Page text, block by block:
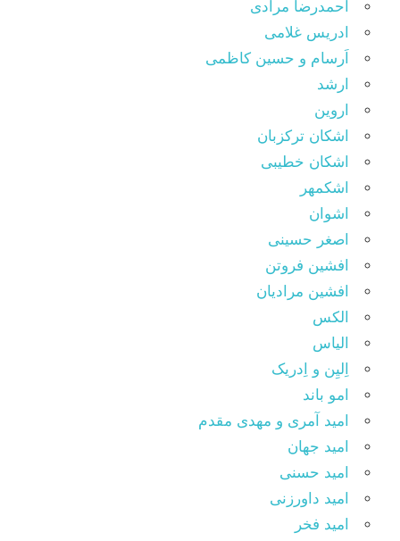
احمدرضا مرادی
ادریس غلامی
اَرسام و حسین کاظمی
ارشد
اروین
اشکان ترکزبان
اشکان خطیبی
اشکمهر
اشوان
اصغر حسینی
افشین فروتن
افشین مرادیان
الکس
الیاس
اِلیِن و اِدریک
امو باند
امید آمری و مهدی مقدم
امید جهان
امید حسنی
امید داورزنی
امید فخر